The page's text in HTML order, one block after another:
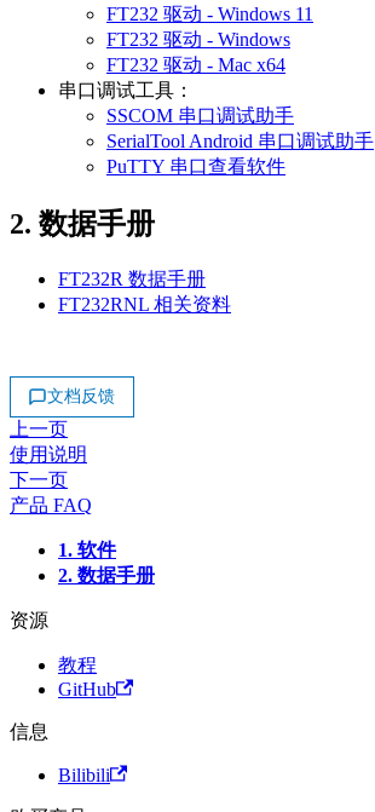
FT232 驱动 - Windows 11
FT232 驱动 - Windows
FT232 驱动 - Mac x64
串口调试工具：
SSCOM 串口调试助手
SerialTool Android 串口调试助手
PuTTY 串口查看软件
2. 数据手册
FT232R 数据手册
FT232RNL 相关资料
文档反馈
上一页
使用说明
下一页
产品 FAQ
1. 软件
2. 数据手册
资源
教程
GitHub
信息
Bilibili